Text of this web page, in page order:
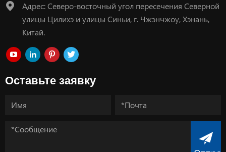
Адрес: Северо-восточный угол пересечения Северной
улицы Цилихэ и улицы Синьи, г. Чжэнчжоу, Хэнань,
Китай.
Оставьте заявку